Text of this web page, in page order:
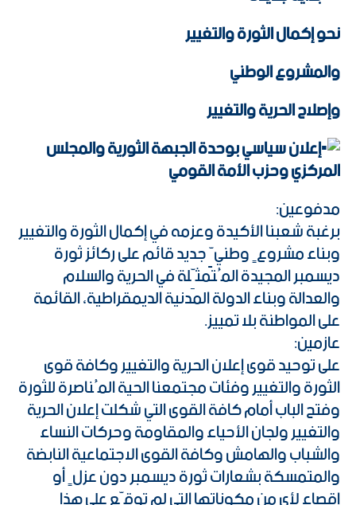
نحو إكمال الثورة والتغيير
والمشروع الوطني
وإصلاح الحرية والتغيير
إعلان سياسي بوحدة الجبهة الثورية والمجلس
المركزي وحزب الأمة القومي
مدفوعين:
برغبة شعبنا الأكيدة وعزمه في إكمال الثورة والتغيير
وبناء مشروعٍ وطنيٍّ جديد قائم على ركائز ثورة
ديسمبر المجيدة المُتمثِّلة في الحرية والسلام
والعدالة وبناء الدولة المدنية الديمقراطية، القائمة
على المواطنة بلا تمييز.
عازمين:
على توحيد قوى إعلان الحرية والتغيير وكافة قوى
الثورة والتغيير وفئات مجتمعنا الحية المُناصرة للثورة
وفتح الباب أمام كافة القوى التي شكلت إعلان الحرية
والتغيير ولجان الأحياء والمقاومة وحركات النساء
والشباب والهامش وكافة القوى الاجتماعية النابضة
والمتمسكة بشعارات ثورة ديسمبر دون عزلٍ أو